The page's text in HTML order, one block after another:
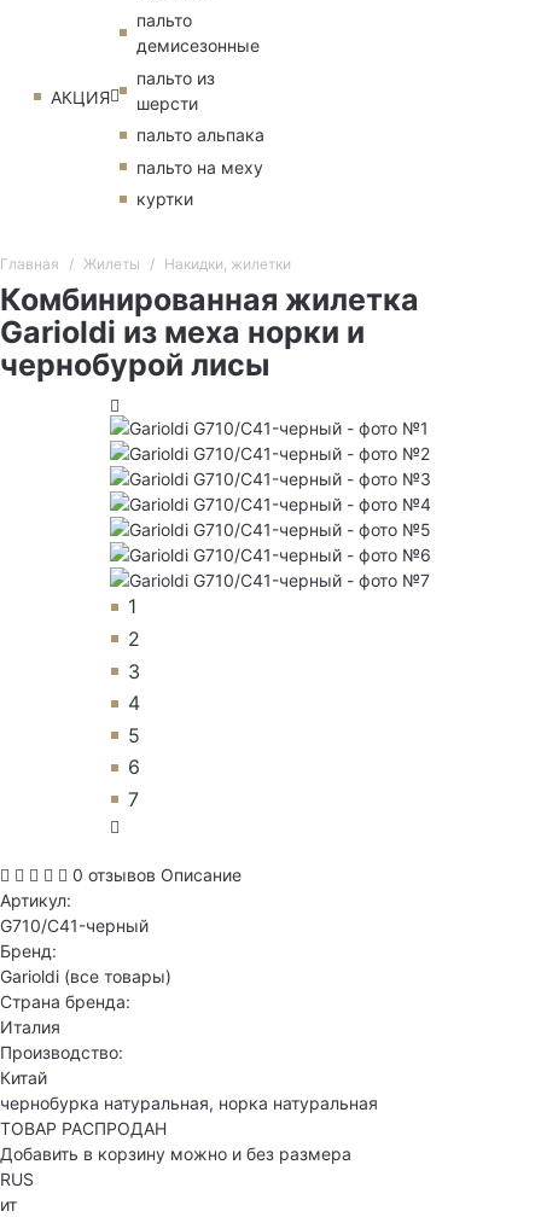
АКЦИЯ
пальто
демисезонные
пальто из
шерсти
пальто альпака
пальто на меху
куртки
Главная Жилеты Накидки, жилетки
Комбинированная жилетка
Garioldi из меха норки и
чернобурой лисы
1
2
3
4
5
6
7
0 отзывов Описание
Артикул:
G710/C41-черный
Бренд:
Garioldi (все товары)
Страна бренда:
Италия
Производство:
Китай
чернобурка натуральная, норка натуральная
ТОВАР РАСПРОДАН
Добавить в корзину можно и без размера
RUS
ит